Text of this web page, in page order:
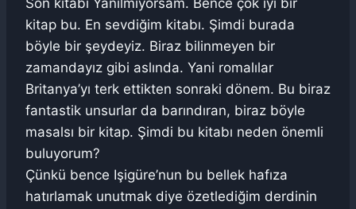
Son kitabı Yanılmıyorsam. Bence çok iyi bir
kitap bu. En sevdiğim kitabı. Şimdi burada
böyle bir şeydeyiz. Biraz bilinmeyen bir
zamandayız gibi aslında. Yani romalılar
Britanya’yı terk ettikten sonraki dönem. Bu biraz
fantastik unsurlar da barındıran, biraz böyle
masalsı bir kitap. Şimdi bu kitabı neden önemli
buluyorum?
Çünkü bence Işigüre’nun bu bellek hafıza
hatırlamak unutmak diye özetlediğim derdinin